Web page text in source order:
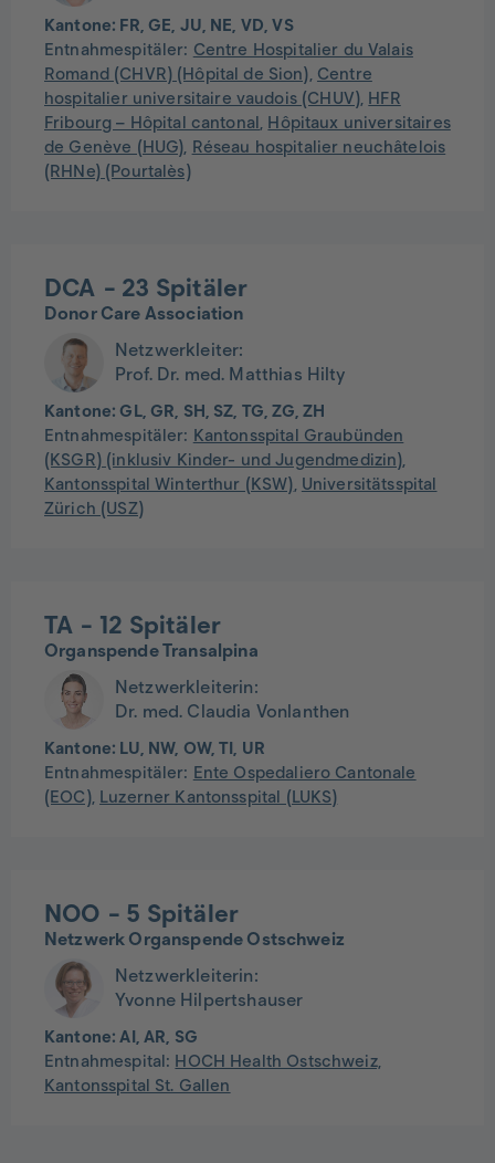
Kantone: FR, GE, JU, NE, VD, VS
Entnahmespitäler: Centre Hospitalier du Valais
Romand (CHVR) (Hôpital de Sion), Centre
hospitalier universitaire vaudois (CHUV), HFR
Fribourg – Hôpital cantonal, Hôpitaux universitaires
de Genève (HUG), Réseau hospitalier neuchâtelois
(RHNe) (Pourtalès)
DCA - 23 Spitäler
Donor Care Association
Netzwerkleiter:
Prof. Dr. med. Matthias Hilty
Kantone: GL, GR, SH, SZ, TG, ZG, ZH
Entnahmespitäler: Kantonsspital Graubünden
(KSGR) (inklusiv Kinder- und Jugendmedizin),
Kantonsspital Winterthur (KSW), Universitätsspital
Zürich (USZ)
TA - 12 Spitäler
Organspende Transalpina
Netzwerkleiterin:
Dr. med. Claudia Vonlanthen
Kantone: LU, NW, OW, TI, UR
Entnahmespitäler: Ente Ospedaliero Cantonale
(EOC), Luzerner Kantonsspital (LUKS)
NOO - 5 Spitäler
Netzwerk Organspende Ostschweiz
Netzwerkleiterin:
Yvonne Hilpertshauser
Kantone: AI, AR, SG
Entnahmespital: HOCH Health Ostschweiz,
Kantonsspital St. Gallen